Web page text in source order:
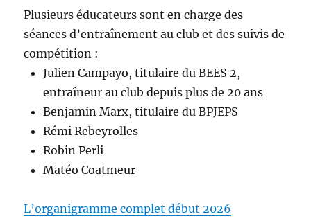
Plusieurs éducateurs sont en charge des
séances d’entraînement au club et des suivis de
compétition :
Julien Campayo, titulaire du BEES 2,
entraîneur au club depuis plus de 20 ans
Benjamin Marx, titulaire du BPJEPS
Rémi Rebeyrolles
Robin Perli
Matéo Coatmeur
L’organigramme complet début 2026